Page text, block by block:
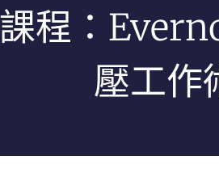
程：
壓工作